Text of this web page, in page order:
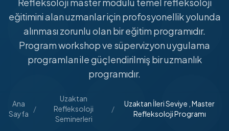
eğitimini alan uzmanlar için profosyonellik yolunda
alınması zorunlu olan bir eğitim programıdır.
Program workshop ve süpervizyon uygulama
programları ile güçlendirilmiş bir uzmanlık
programıdır.
Ana
Sayfa
/
Uzaktan
Refleksoloji
Seminerleri
/
Uzaktan İleri Seviye , Master
Refleksoloji Programı